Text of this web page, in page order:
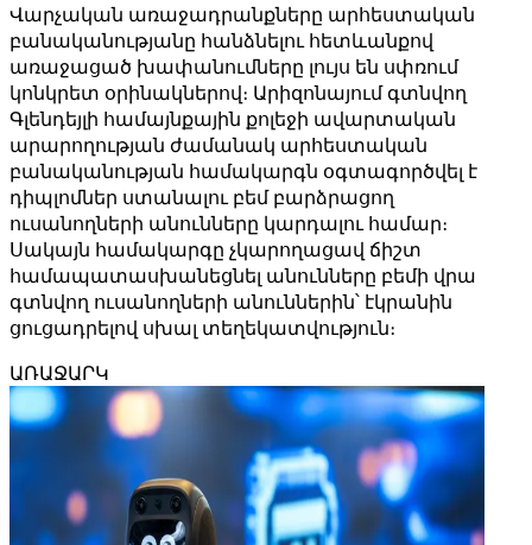
Վարչական առաջադրանքները արհեստական ​​
բանականությանը հանձնելու հետևանքով
առաջացած խափանումները լույս են սփռում
կոնկրետ օրինակներով։ Արիզոնայում գտնվող
Գլենդեյլի համայնքային քոլեջի ավարտական ​​
արարողության ժամանակ արհեստական ​​
բանականության համակարգն օգտագործվել է
դիպլոմներ ստանալու բեմ բարձրացող
ուսանողների անունները կարդալու համար։
Սակայն համակարգը չկարողացավ ճիշտ
համապատասխանեցնել անունները բեմի վրա
գտնվող ուսանողների անուններին՝ էկրանին
ցուցադրելով սխալ տեղեկատվություն։
ԱՌԱՋԱՐԿ